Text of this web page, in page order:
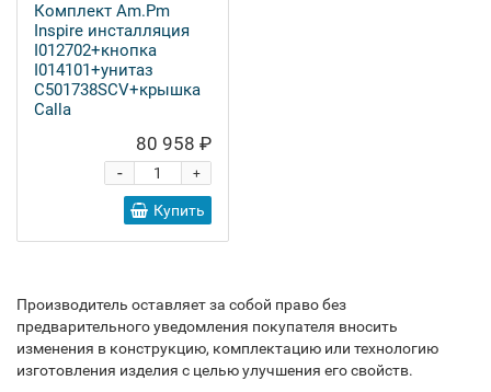
Комплект Am.Pm
Inspire инсталляция
I012702+кнопка
I014101+унитаз
C501738SCV+крышка
Calla
80 958 ₽
+
-
Купить
Производитель оставляет за собой право без
предварительного уведомления покупателя вносить
изменения в конструкцию, комплектацию или технологию
изготовления изделия с целью улучшения его свойств.